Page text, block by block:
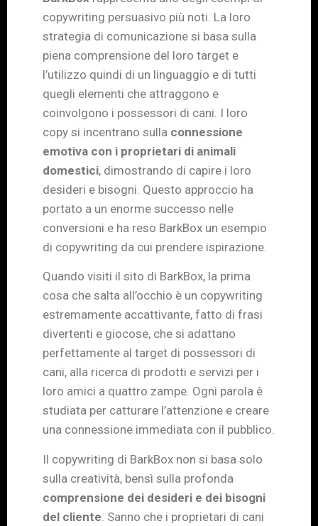
copywriting persuasivo più noti. La loro
strategia di comunicazione si basa sulla
piena comprensione del loro target e
l’utilizzo quindi di un linguaggio e di tutti
quegli elementi che attraggono e
coinvolgono i possessori di cani. I loro
copy si incentrano sulla connessione
emotiva con i proprietari di animali
domestici, dimostrando di capire i loro
desideri e bisogni. Questo approccio ha
portato a un enorme successo nelle
conversioni e ha reso BarkBox un esempio
di copywriting da cui prendere ispirazione.
Quando visiti il sito di BarkBox, la prima
cosa che salta all’occhio è un copywriting
estremamente accattivante, fatto di frasi
divertenti e giocose, che si adattano
perfettamente al target di possessori di
cani, alla ricerca di prodotti e servizi per i
loro amici a quattro zampe. Ogni parola è
studiata per catturare l’attenzione e creare
una connessione immediata con il pubblico.
Il copywriting di BarkBox non si basa solo
sulla creatività, bensì sulla profonda
comprensione dei desideri e dei bisogni
del cliente . Sanno che i proprietari di cani